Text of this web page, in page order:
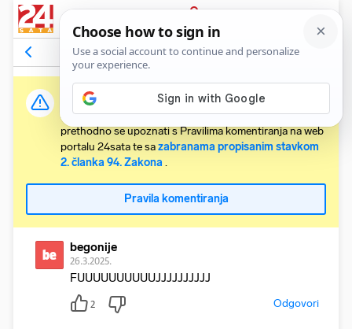
PRIJAVA
Komentari4 Relevantni
Važna obavijest:
Svaki korisnik koji želi komentirati članke obvezan je
prethodno se upoznati s Pravilima komentiranja na web
portalu 24sata te sazabranama propisanim stavkom
2. članka 94. Zakona .
Pravila komentiranja
be begonije
26.3.2025.
FUUUUUUUUUUJJJJJJJJJJ
2 Odgovori